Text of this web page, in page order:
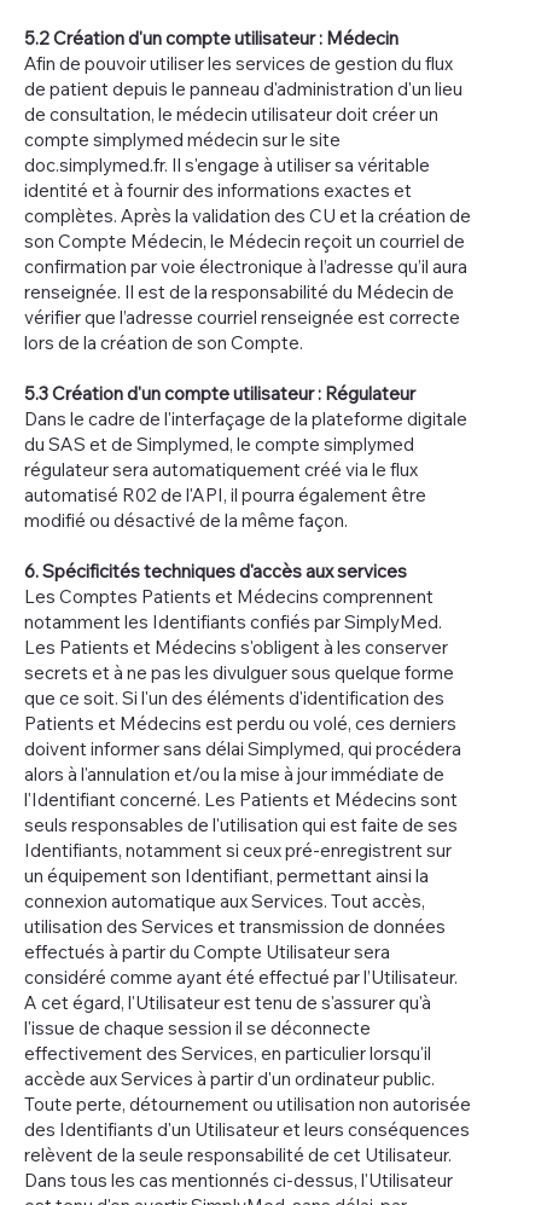
5.2 Création d'un compte utilisateur : Médecin
Afin de pouvoir utiliser les services de gestion du flux
de patient depuis le panneau d'administration d'un lieu
de consultation, le médecin utilisateur doit créer un
compte simplymed médecin sur le site
doc.simplymed.fr. Il s'engage à utiliser sa véritable
identité et à fournir des informations exactes et
complètes. Après la validation des CU et la création de
son Compte Médecin, le Médecin reçoit un courriel de
confirmation par voie électronique à l’adresse qu’il aura
renseignée. Il est de la responsabilité du Médecin de
vérifier que l’adresse courriel renseignée est correcte
lors de la création de son Compte.
5.3 Création d'un compte utilisateur : Régulateur
Dans le cadre de l'interfaçage de la plateforme digitale
du SAS et de Simplymed, le compte simplymed
régulateur sera automatiquement créé via le flux
automatisé R02 de l'API, il pourra également être
modifié ou désactivé de la même façon.
6. Spécificités techniques d'accès aux services
Les Comptes Patients et Médecins comprennent
notamment les Identifiants confiés par SimplyMed.
Les Patients et Médecins s'obligent à les conserver
secrets et à ne pas les divulguer sous quelque forme
que ce soit. Si l'un des éléments d'identification des
Patients et Médecins est perdu ou volé, ces derniers
doivent informer sans délai Simplymed, qui procédera
alors à l'annulation et/ou la mise à jour immédiate de
l'Identifiant concerné. Les Patients et Médecins sont
seuls responsables de l'utilisation qui est faite de ses
Identifiants, notamment si ceux pré-enregistrent sur
un équipement son Identifiant, permettant ainsi la
connexion automatique aux Services. Tout accès,
utilisation des Services et transmission de données
effectués à partir du Compte Utilisateur sera
considéré comme ayant été effectué par l’Utilisateur.
A cet égard, l'Utilisateur est tenu de s'assurer qu'à
l'issue de chaque session il se déconnecte
effectivement des Services, en particulier lorsqu'il
accède aux Services à partir d'un ordinateur public.
Toute perte, détournement ou utilisation non autorisée
des Identifiants d'un Utilisateur et leurs conséquences
relèvent de la seule responsabilité de cet Utilisateur.
Dans tous les cas mentionnés ci-dessus, l'Utilisateur